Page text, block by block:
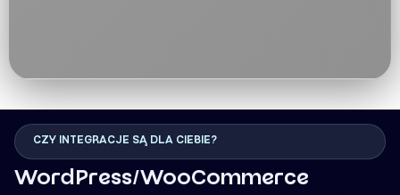
CZY INTEGRACJE SĄ DLA CIEBIE?
WordPress/WooCommerce